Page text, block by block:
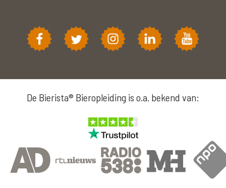
De Bierista® Bieropleiding is o.a. bekend van: